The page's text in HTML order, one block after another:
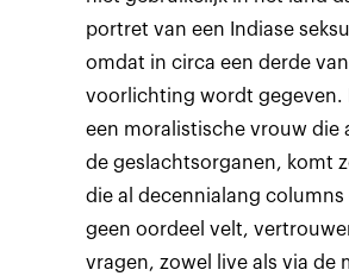
portret van een Indiase
omdat in circa een derde
voorlichting wordt gegeven.
een moralistische vrouw die
de geslachtsorganen, komt
die al decennialang
geen oordeel velt,
vragen, zowel live als via de